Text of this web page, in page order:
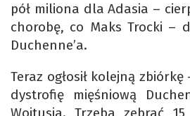
pół miliona dla Adasia –
chorobę, co Maks Trocki –
Duchenne’a.
Teraz ogłosił kolejną
dystrofię mięśniową